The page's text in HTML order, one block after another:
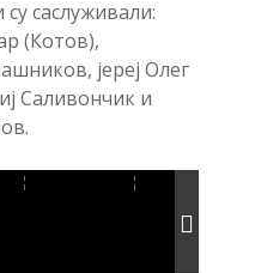
саслуживали:
(Котов),
јереј Олег
Саливончик и